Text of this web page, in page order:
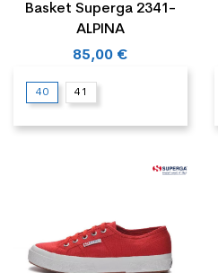
Basket Superga 2341-
ALPINA
85,00 €
40 41